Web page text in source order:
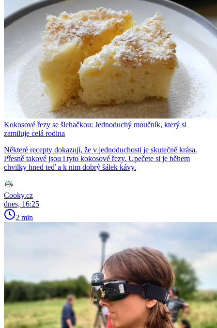
Kokosové řezy se šlehačkou: Jednoduchý moučník, který si
zamiluje celá rodina
Některé recepty dokazují, že v jednoduchosti je skutečně krása.
Přesně takové jsou i tyto kokosové řezy. Upečete si je během
chvilky hned teď a k nim dobrý šálek kávy.
Cooky.cz
dnes, 16:25
2 min